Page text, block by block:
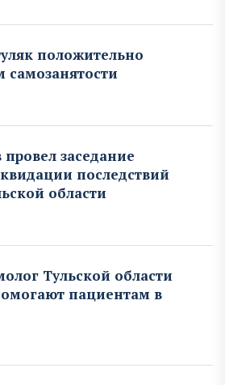
положительно
заседание
последствий
области
Тульской области
пациентам в